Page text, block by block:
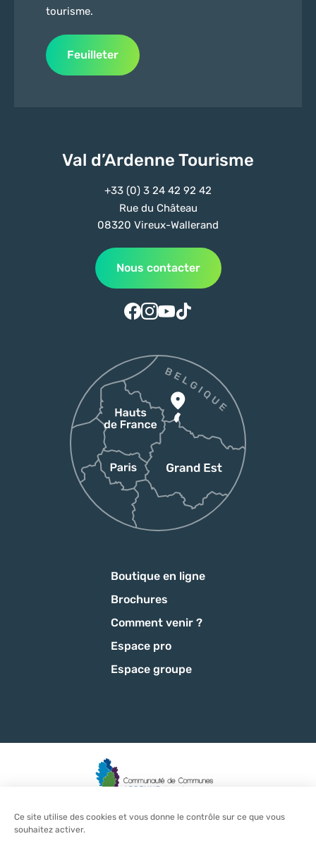
tourisme.
Feuilleter
Val d’Ardenne Tourisme
+33 (0) 3 24 42 92 42
Rue du Château
08320 Vireux-Wallerand
Nous contacter
Suivez-nous sur Facebook
Suivez-nous sur Instagram
Suivez-nous sur Youtube
Suivez-nous sur Tiktok
Boutique en ligne
Brochures
Comment venir ?
Espace pro
Espace groupe
Mentions légales - Politique de confidentialité - CGU - CGV -
Plan du site - Éditer mes cookies
Ce site utilise des cookies et vous donne le contrôle sur ce que vous
souhaitez activer.